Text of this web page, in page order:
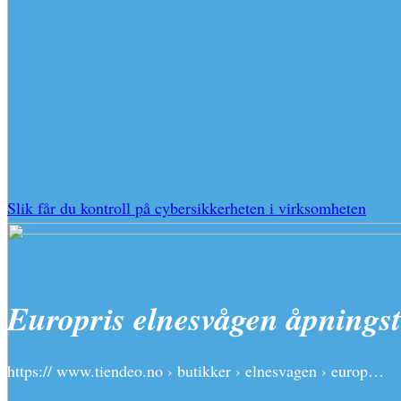
Slik får du kontroll på cybersikkerheten i virksomheten
Europris elnesvågen
https:// www.tiendeo.no › butikker › elnesvagen › europ…